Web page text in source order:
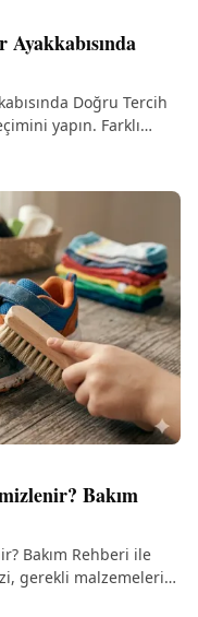
Doğru Tercih
yapın. Farklı
Bakım
Bakım Rehberi ile
gerekli malzemeleri